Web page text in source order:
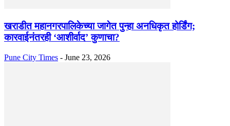
खराडीत महानगरपालिकेच्या जागेत पुन्हा अनधिकृत होर्डिंग;
कारवाईनंतरही ‘आशीर्वाद’ कुणाचा?
Pune City Times - June 23, 2026